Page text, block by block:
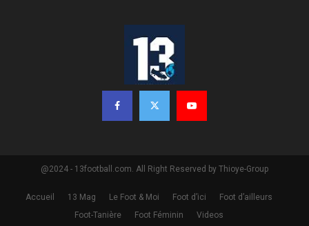
@2024 - 13football.com. All Right Reserved by Thioye-Group
Accueil 13 Mag Le Foot & Moi Foot d’ici
Foot d’ailleurs
Foot-Tanière
Foot Féminin Videos